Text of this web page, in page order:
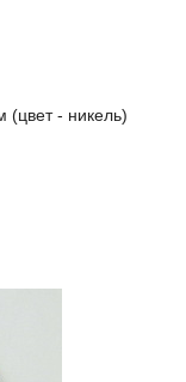
(цвет - никель)